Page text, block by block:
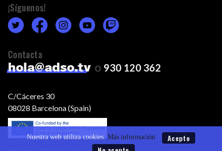
¡Síguenos!
Contacta
hola@adso.tv o 930 120 362
C/Cáceres 30
08028 Barcelona (Spain)
Nuestra web utiliza cookies.Más información
Acepto